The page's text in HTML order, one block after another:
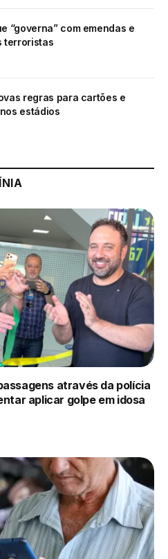
“governa” com emendas e
terroristas
regras para cartões e
estádios
através da polícia
aplicar golpe em idosa